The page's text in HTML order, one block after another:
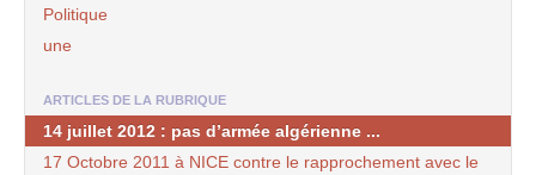
Politique
une
ARTICLES DE LA RUBRIQUE
14 juillet 2012 : pas d’armée algérienne ...
17 Octobre 2011 à NICE contre le rapprochement avec le